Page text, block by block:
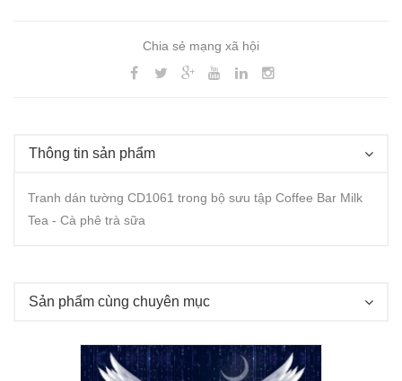
Chia sẻ mạng xã hội
Thông tin sản phẩm
Tranh dán tường CD1061 trong bộ sưu tập Coffee Bar Milk
Tea - Cà phê trà sữa
Sản phẩm cùng chuyên mục